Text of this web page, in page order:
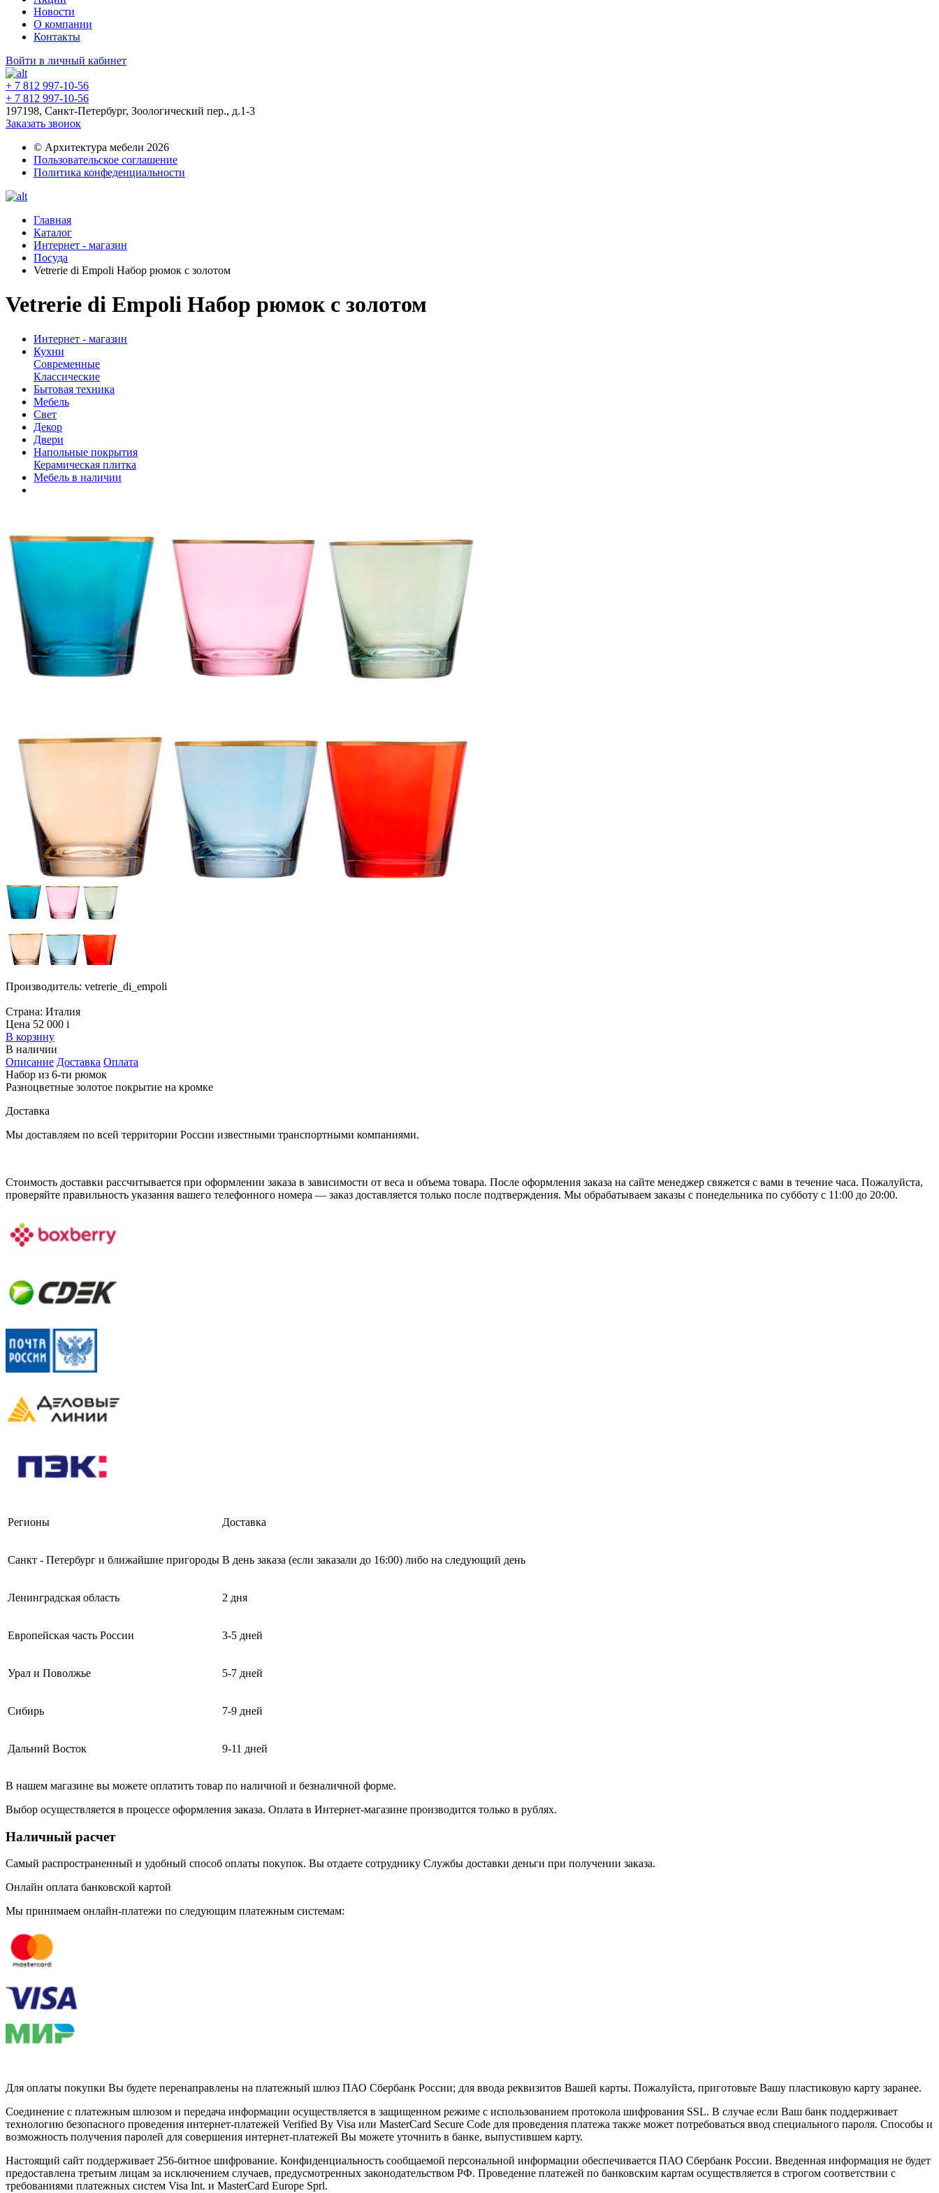
Новости
О компании
Контакты
Войти в личный кабинет
+ 7 812 997-10-56
+ 7 812 997-10-56
197198, Санкт-Петербург, Зоологический пер., д.1-3
Заказать звонок
© Архитектура мебели 2026
Пользовательское соглашение
Политика конфеденциальности
Главная
Каталог
Интернет - магазин
Посуда
Vetrerie di Empoli Набор рюмок с золотом
Vetrerie di Empoli Набор рюмок с золотом
Интернет - магазин
Кухни
Современные
Классические
Бытовая техника
Мебель
Свет
Декор
Двери
Напольные покрытия
Керамическая плитка
Мебель в наличии
Производитель: vetrerie_di_empoli
Страна: Италия
Цена 52 000 i
В корзину
В наличии
Описание Доставка Оплата
Набор из 6-ти рюмок
Разноцветные золотое покрытие на кромке
Доставка
Мы доставляем по всей территории России известными транспортными компаниями.
Стоимость доставки рассчитывается при оформлении заказа в зависимости от веса и объема товара. После оформления заказа на сайте менеджер свяжется с вами в течение часа. Пожалуйста,
проверяйте правильность указания вашего телефонного номера — заказ доставляется только после подтверждения. Мы обрабатываем заказы с понедельника по субботу с 11:00 до 20:00.
Регионы Доставка
Санкт - Петербург и ближайшие пригороды В день заказа (если заказали до 16:00) либо на следующий день
Ленинградская область 2 дня
Европейская часть России 3-5 дней
Урал и Поволжье 5-7 дней
Сибирь 7-9 дней
Дальний Восток 9-11 дней
В нашем магазине вы можете оплатить товар по наличной и безналичной форме.
Выбор осуществляется в процессе оформления заказа. Оплата в Интернет-магазине производится только в рублях.
Наличный расчет
Самый распространенный и удобный способ оплаты покупок. Вы отдаете сотруднику Службы доставки деньги при получении заказа.
Онлайн оплата банковской картой
Мы принимаем онлайн-платежи по cледующим платежным системам:
Для оплаты покупки Вы будете перенаправлены на платежный шлюз ПАО Сбербанк России; для ввода реквизитов Вашей карты. Пожалуйста, приготовьте Вашу пластиковую карту заранее.
Соединение с платежным шлюзом и передача информации осуществляется в защищенном режиме с использованием протокола шифрования SSL. В случае если Ваш банк поддерживает
технологию безопасного проведения интернет-платежей Verified By Visa или MasterCard Secure Code для проведения платежа также может потребоваться ввод специального пароля. Способы и
возможность получения паролей для совершения интернет-платежей Вы можете уточнить в банке, выпустившем карту.
Настоящий сайт поддерживает 256-битное шифрование. Конфиденциальность сообщаемой персональной информации обеспечивается ПАО Сбербанк России. Введенная информация не будет
предоставлена третьим лицам за исключением случаев, предусмотренных законодательством РФ. Проведение платежей по банковским картам осуществляется в строгом соответствии с
требованиями платежных систем Visa Int. и MasterCard Europe Sprl.